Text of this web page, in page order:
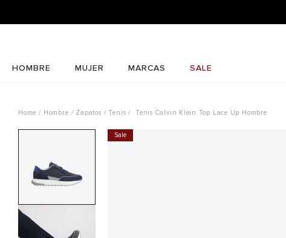
HOMBRE MUJER MARCAS SALE
Hombre Zapatos Tenis Tenis Calvin Klein Top Lace Up Hombre
Sale